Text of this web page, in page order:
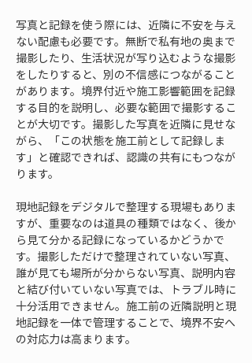
写真と記録を使う際には、近隣に不安を与え
ない配慮も必要です。無断で私有地の奥まで
撮影したり、生活状況が写り込むような撮影
をしたりすると、別の不信感につながること
があります。境界付近や施工影響範囲を記録
する目的を説明し、必要な範囲で撮影するこ
とが大切です。撮影した写真を近隣に見せな
がら、「この状態を施工前として記録しま
す」と確認できれば、認識の共有にもつなが
ります。
現地記録をデジタルで整理する現場もありま
すが、重要なのは道具の種類ではなく、後か
ら見て分かる記録になっているかどうかで
す。撮影しただけで整理されていない写真、
誰が見ても場所が分からない写真、説明内容
と結び付いていない写真では、トラブル時に
十分活用できません。施工前の近隣説明と現
地記録を一体で管理することで、境界不安へ
の対応力は高まります。